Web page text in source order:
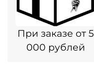
При заказе от 5
000 рублей